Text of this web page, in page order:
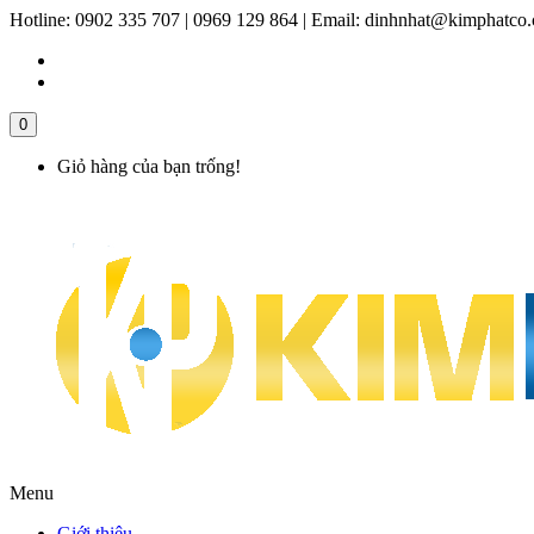
Hotline: 0902 335 707 | 0969 129 864 | Email:
0
Giỏ hàng của bạn trống!
Menu